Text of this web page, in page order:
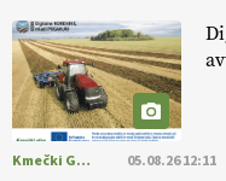
[EKOloško = LOGIČNO
aronije
v dobrem
podjetniško zgodbo.
#IMCAP #CAP https://t.co/
Kmečki Glas 05.08.26 12:11